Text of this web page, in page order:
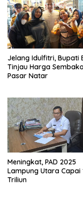
Jelang Idulfitri, Bupati
Tinjau Harga
Pasar Natar
Meningkat, PAD 2025
Lampung Utara Capai
Triliun